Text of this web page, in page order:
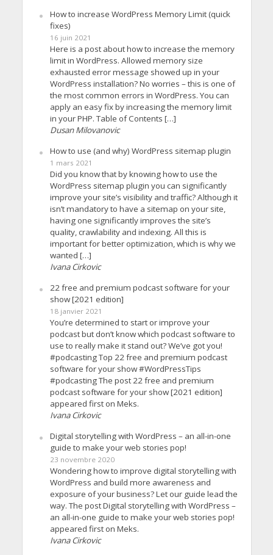
How to increase WordPress Memory Limit (quick
fixes)
16 juin 2021
Here is a post about how to increase the memory
limit in WordPress. Allowed memory size
exhausted error message showed up in your
WordPress installation? No worries – this is one of
the most common errors in WordPress. You can
apply an easy fix by increasing the memory limit
in your PHP. Table of Contents […]
Dusan Milovanovic
How to use (and why) WordPress sitemap plugin
1 mars 2021
Did you know that by knowing how to use the
WordPress sitemap plugin you can significantly
improve your site’s visibility and traffic? Although it
isn’t mandatory to have a sitemap on your site,
having one significantly improves the site’s
quality, crawlability and indexing. All this is
important for better optimization, which is why we
wanted […]
Ivana Cirkovic
22 free and premium podcast software for your
show [2021 edition]
18 janvier 2021
You’re determined to start or improve your
podcast but don’t know which podcast software to
use to really make it stand out? We’ve got you!
#podcasting Top 22 free and premium podcast
software for your show #WordPressTips
#podcasting The post 22 free and premium
podcast software for your show [2021 edition]
appeared first on Meks.
Ivana Cirkovic
Digital storytelling with WordPress – an all-in-one
guide to make your web stories pop!
23 novembre 2020
Wondering how to improve digital storytelling with
WordPress and build more awareness and
exposure of your business? Let our guide lead the
way. The post Digital storytelling with WordPress –
an all-in-one guide to make your web stories pop!
appeared first on Meks.
Ivana Cirkovic